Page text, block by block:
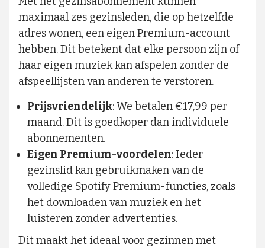
maximaal zes gezinsleden, die op hetzelfde
adres wonen, een eigen Premium-account
hebben. Dit betekent dat elke persoon zijn of
haar eigen muziek kan afspelen zonder de
afspeellijsten van anderen te verstoren.
Prijsvriendelijk: We betalen €17,99 per
maand. Dit is goedkoper dan individuele
abonnementen.
Eigen Premium-voordelen: Ieder
gezinslid kan gebruikmaken van de
volledige Spotify Premium-functies, zoals
het downloaden van muziek en het
luisteren zonder advertenties.
Dit maakt het ideaal voor gezinnen met